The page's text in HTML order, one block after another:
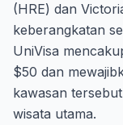
(HRE) dan
keberangkatan
UniVisa
$50 dan
kawasan
wisata utama.